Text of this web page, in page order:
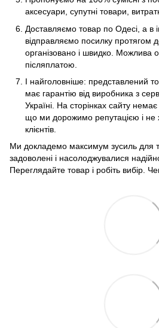
аксесуари, супутні товари,
Доставляємо товар по Одесі, а в
відправляємо посилку
організовано і швидко. Можлива
післяплатою.
І найголовніше: представлений
має гарантію від виробника з
Україні. На сторінках сайту
що ми дорожимо репутацією і не
клієнтів.
Ми докладемо максимум зусиль для
задоволені і насолоджувалися
Переглядайте товар і робіть вибір.